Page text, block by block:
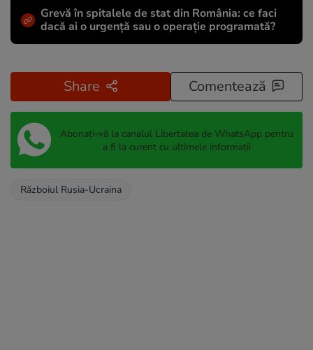
Grevă în spitalele de stat din România: ce faci
dacă ai o urgență sau o operație programată?
Share Comentează
Abonați-vă la canalul Libertatea de WhatsApp pentru
a fi la curent cu ultimele informații
Războiul Rusia-Ucraina